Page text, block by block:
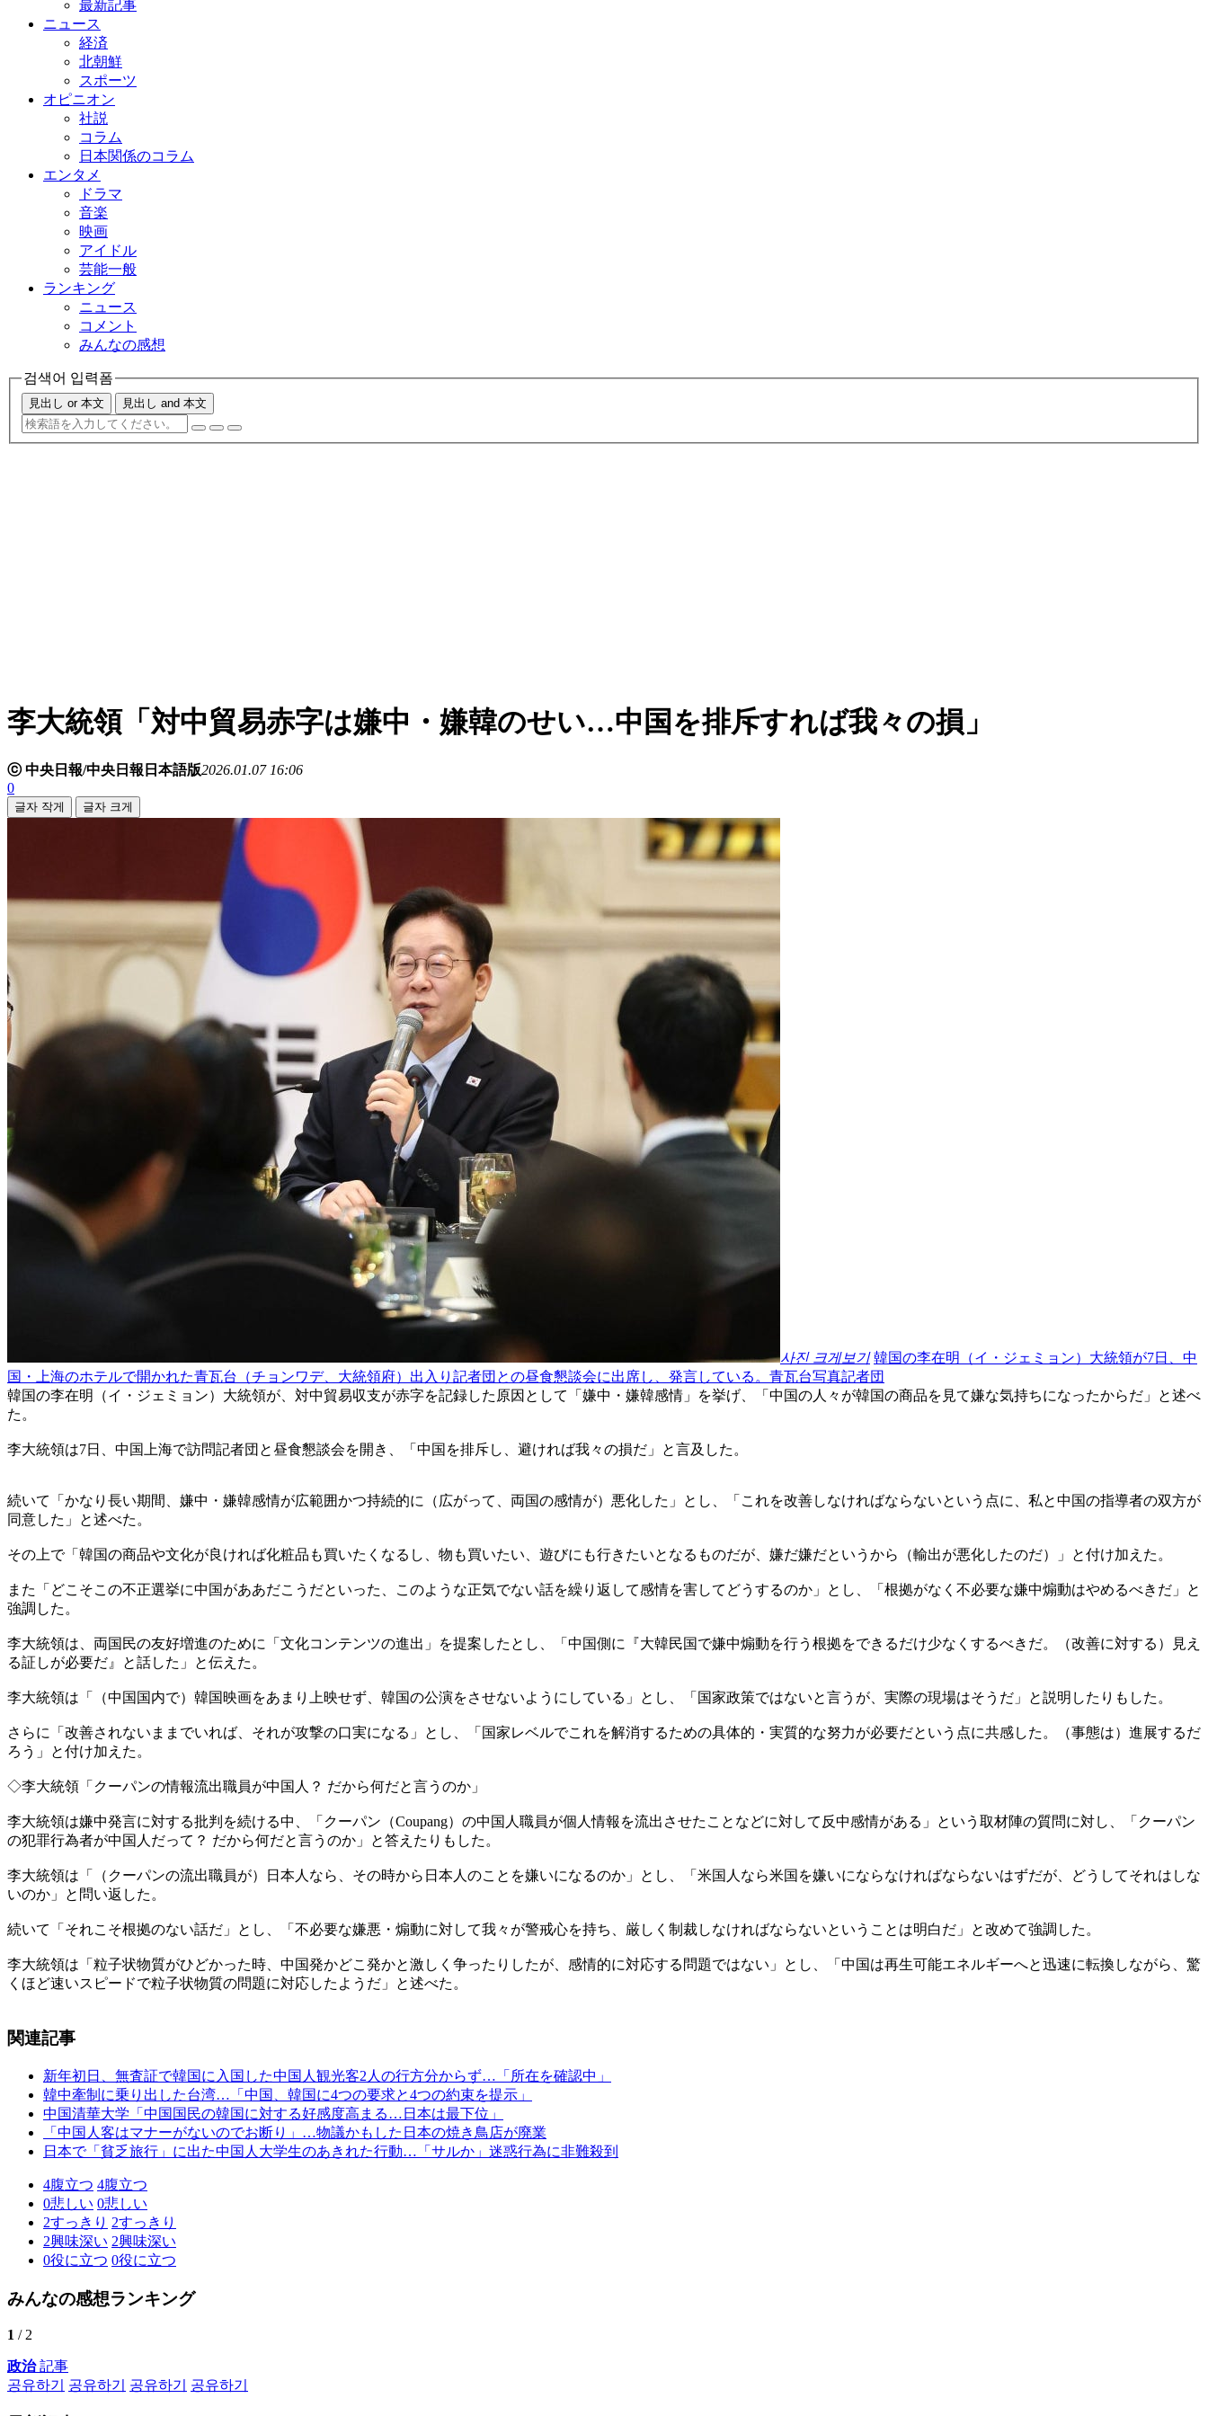
最新記事
ニュース
経済
北朝鮮
スポーツ
オピニオン
社説
コラム
日本関係のコラム
エンタメ
ドラマ
音楽
映画
アイドル
芸能一般
ランキング
ニュース
コメント
みんなの感想
검색어 입력폼
見出し or 本文 見出し and 本文
李大統領「対中貿易赤字は嫌中・嫌韓のせい…中国を排斥すれば我々の損」
ⓒ 中央日報/中央日報日本語版2026.01.07 16:06
0
글자 작게 글자 크게
사진 크게보기 韓国の李在明（イ・ジェミョン）大統領が7日、中
国・上海のホテルで開かれた青瓦台（チョンワデ、大統領府）出入り記者団との昼食懇談会に出席し、発言している。青瓦台写真記者団
韓国の李在明（イ・ジェミョン）大統領が、対中貿易収支が赤字を記録した原因として「嫌中・嫌韓感情」を挙げ、「中国の人々が韓国の商品を見て嫌な気持ちになったからだ」と述べ
た。
李大統領は7日、中国上海で訪問記者団と昼食懇談会を開き、「中国を排斥し、避ければ我々の損だ」と言及した。
続いて「かなり長い期間、嫌中・嫌韓感情が広範囲かつ持続的に（広がって、両国の感情が）悪化した」とし、「これを改善しなければならないという点に、私と中国の指導者の双方が
同意した」と述べた。
その上で「韓国の商品や文化が良ければ化粧品も買いたくなるし、物も買いたい、遊びにも行きたいとなるものだが、嫌だ嫌だというから（輸出が悪化したのだ）」と付け加えた。
また「どこそこの不正選挙に中国がああだこうだといった、このような正気でない話を繰り返して感情を害してどうするのか」とし、「根拠がなく不必要な嫌中煽動はやめるべきだ」と
強調した。
李大統領は、両国民の友好増進のために「文化コンテンツの進出」を提案したとし、「中国側に『大韓民国で嫌中煽動を行う根拠をできるだけ少なくするべきだ。（改善に対する）見え
る証しが必要だ』と話した」と伝えた。
李大統領は「（中国国内で）韓国映画をあまり上映せず、韓国の公演をさせないようにしている」とし、「国家政策ではないと言うが、実際の現場はそうだ」と説明したりもした。
さらに「改善されないままでいれば、それが攻撃の口実になる」とし、「国家レベルでこれを解消するための具体的・実質的な努力が必要だという点に共感した。（事態は）進展するだ
ろう」と付け加えた。
◇李大統領「クーパンの情報流出職員が中国人？ だから何だと言うのか」
李大統領は嫌中発言に対する批判を続ける中、「クーパン（Coupang）の中国人職員が個人情報を流出させたことなどに対して反中感情がある」という取材陣の質問に対し、「クーパン
の犯罪行為者が中国人だって？ だから何だと言うのか」と答えたりもした。
李大統領は「（クーパンの流出職員が）日本人なら、その時から日本人のことを嫌いになるのか」とし、「米国人なら米国を嫌いにならなければならないはずだが、どうしてそれはしな
いのか」と問い返した。
続いて「それこそ根拠のない話だ」とし、「不必要な嫌悪・煽動に対して我々が警戒心を持ち、厳しく制裁しなければならないということは明白だ」と改めて強調した。
李大統領は「粒子状物質がひどかった時、中国発かどこ発かと激しく争ったりしたが、感情的に対応する問題ではない」とし、「中国は再生可能エネルギーへと迅速に転換しながら、驚
くほど速いスピードで粒子状物質の問題に対応したようだ」と述べた。
関連記事
新年初日、無査証で韓国に入国した中国人観光客2人の行方分からず…「所在を確認中」
韓中牽制に乗り出した台湾…「中国、韓国に4つの要求と4つの約束を提示」
中国清華大学「中国国民の韓国に対する好感度高まる…日本は最下位」
「中国人客はマナーがないのでお断り」…物議かもした日本の焼き鳥店が廃業
日本で「貧乏旅行」に出た中国人大学生のあきれた行動…「サルか」迷惑行為に非難殺到
4腹立つ 4腹立つ
0悲しい 0悲しい
2すっきり 2すっきり
2興味深い 2興味深い
0役に立つ 0役に立つ
みんなの感想ランキング
1 / 2
政治記事
공유하기
공유하기 공유하기 공유하기